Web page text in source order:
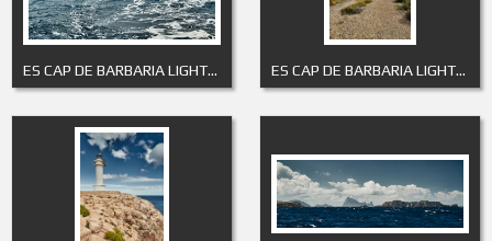
ES CAP DE BARBARIA LIGHTHOUSE 11 ES CAP DE BARBARIA LIGHTHOUSE 2